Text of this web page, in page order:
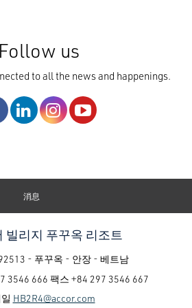
Follow us
to all the news and happenings.
消息
빌리지 푸꾸옥 리조트
- 푸꾸옥 - 안장 - 베트남
3546 666 팩스 +84 297 3546 667
HB2R4@accor.com